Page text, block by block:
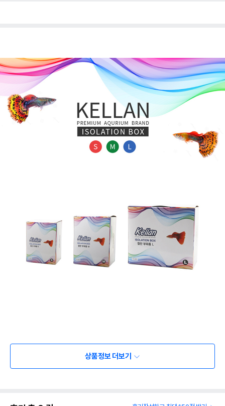
상품정보 더보기